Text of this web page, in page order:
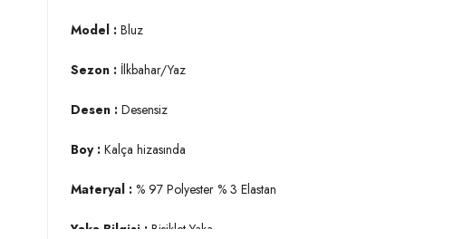
Model : Bluz
Sezon : İlkbahar/Yaz
Desen : Desensiz
Boy : Kalça hizasında
Materyal : % 97 Polyester % 3 Elastan
Yaka Bilgisi : Bisiklet Yaka